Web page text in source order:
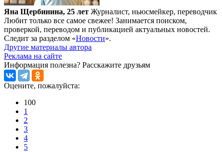
Яна Щербинина, 25 лет Журналист, ньюсмейкер, переводчик
Любит только все самое свежее! Занимается поиском,
проверкой, переводом и публикацией актуальных новостей.
Следит за разделом «Новости».
Другие материалы автора
Реклама на сайте
Информация полезна? Расскажите друзьям
Оцените, пожалуйста:
100
1
2
3
4
5